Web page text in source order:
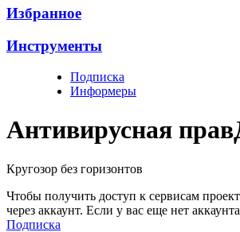
Избранное
Инструменты
Подписка
Информеры
Антивирусная прав
Кругозор без горизонтов
Чтобы получить доступ к сервисам
через аккаунт. Если у вас еще нет
Подписка